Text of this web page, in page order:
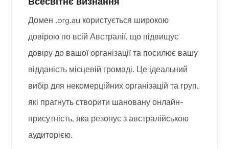
Домен .org.au користується широкою
довірою по всій Австралії, що підвищує
довіру до вашої організації та посилює вашу
відданість місцевій громаді. Це ідеальний
вибір для некомерційних організацій та груп,
які прагнуть створити шановану онлайн-
присутність, яка резонує з австралійською
аудиторією.